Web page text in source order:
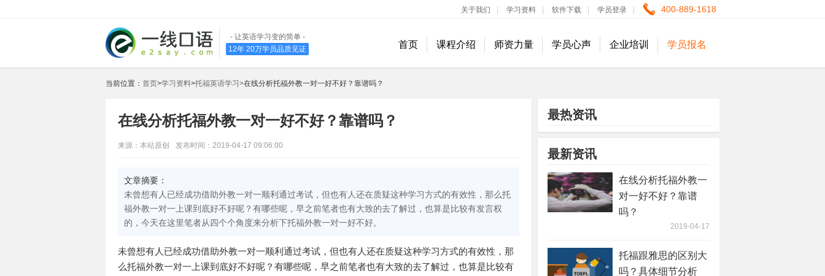
关于我们 学习资料 软件下载 学员登录 400-889-1618
- 让英语学习变的简单 -
12年 20万学员品质见证
首页 课程介绍 师资力量 学员心声 企业培训 学员报名
当前位置： 首页>学习资料>托福英语学习>在线分析托福外教一对一好不好？靠谱吗？
在线分析托福外教一对一好不好？靠谱吗？
来源：本站原创 发布时间：2019-04-17 09:06:00
文章摘要：
未曾想有人已经成功借助外教一对一顺利通过考试，但也有人还在质疑这种学习方式的有效性，那么托
福外教一对一上课到底好不好呢？有哪些呢，早之前笔者也有大致的去了解过，也算是比较有发言权
的，今天在这里笔者从四个个角度来分析下托福外教一对一好不好。
未曾想有人已经成功借助外教一对一顺利通过考试，但也有人还在质疑这种学习方式的有效性，那
么托福外教一对一上课到底好不好呢？有哪些呢，早之前笔者也有大致的去了解过，也算是比较有
最热资讯
最新资讯
在线分析托福外教一
对一好不好？靠谱
吗？
2019-04-17
托福跟雅思的区别大
吗？具体细节分析